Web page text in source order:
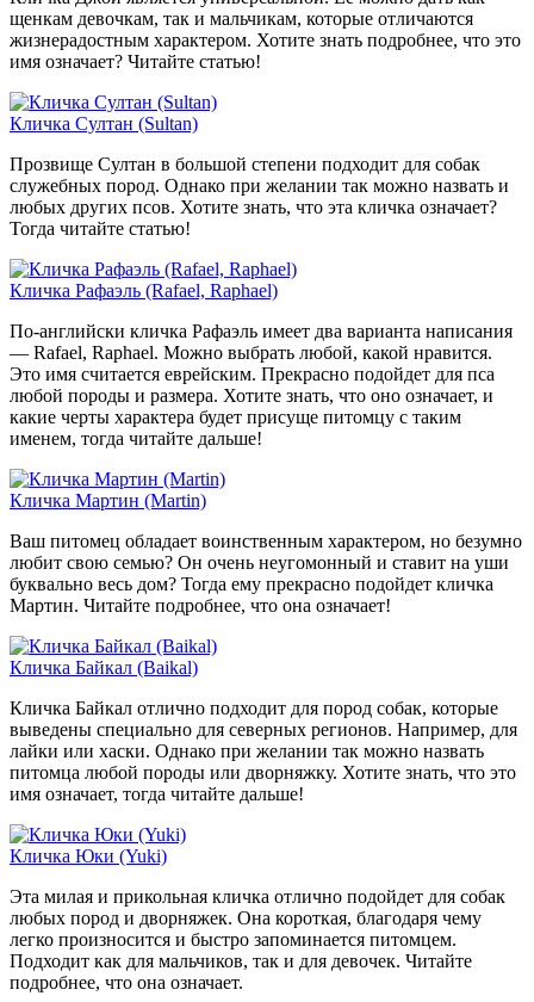
щенкам девочкам, так и мальчикам, которые отличаются
жизнерадостным характером. Хотите знать подробнее, что это
имя означает? Читайте статью!
Кличка Султан (Sultan)
Прозвище Султан в большой степени подходит для собак
служебных пород. Однако при желании так можно назвать и
любых других псов. Хотите знать, что эта кличка означает?
Тогда читайте статью!
Кличка Рафаэль (Rafael, Raphael)
По-английски кличка Рафаэль имеет два варианта написания
— Rafael, Raphael. Можно выбрать любой, какой нравится.
Это имя считается еврейским. Прекрасно подойдет для пса
любой породы и размера. Хотите знать, что оно означает, и
какие черты характера будет присуще питомцу с таким
именем, тогда читайте дальше!
Кличка Мартин (Martin)
Ваш питомец обладает воинственным характером, но безумно
любит свою семью? Он очень неугомонный и ставит на уши
буквально весь дом? Тогда ему прекрасно подойдет кличка
Мартин. Читайте подробнее, что она означает!
Кличка Байкал (Baikal)
Кличка Байкал отлично подходит для пород собак, которые
выведены специально для северных регионов. Например, для
лайки или хаски. Однако при желании так можно назвать
питомца любой породы или дворняжку. Хотите знать, что это
имя означает, тогда читайте дальше!
Кличка Юки (Yuki)
Эта милая и прикольная кличка отлично подойдет для собак
любых пород и дворняжек. Она короткая, благодаря чему
легко произносится и быстро запоминается питомцем.
Подходит как для мальчиков, так и для девочек. Читайте
подробнее, что она означает.